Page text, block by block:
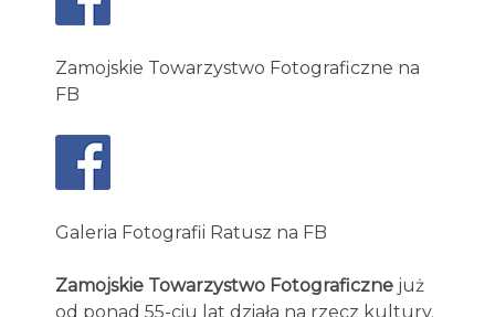
Zamojskie Towarzystwo Fotograficzne na
FB
Galeria Fotografii Ratusz na FB
Zamojskie Towarzystwo Fotograficzne już
od ponad 55-ciu lat działa na rzecz kultury.